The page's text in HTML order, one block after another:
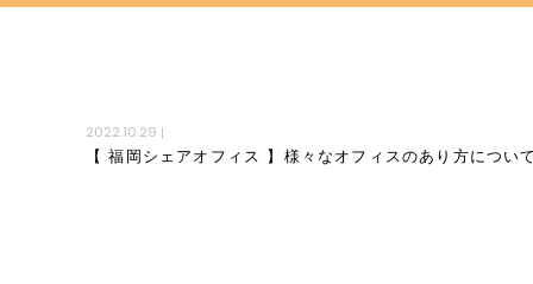
2022.10.29
【 福岡シェアオフィス 】様々なオフィスのあり方につい